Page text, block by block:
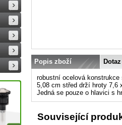
Popis zboží
robustní ocelová
5,08 cm střed drží hroty 7,6
Jedná se pouze o hlavici s
Související